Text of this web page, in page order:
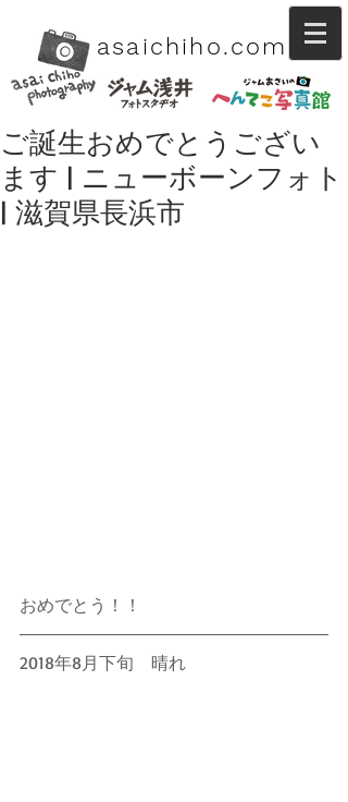
asaichiho.com
ご誕生おめでとうござい
ます | ニューボーンフォト
| 滋賀県長浜市
おめでとう！！
2018年8月下旬　晴れ